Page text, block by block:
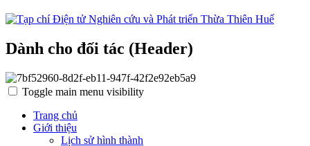
Dành cho đối tác (Header)
Toggle main menu visibility
Trang chủ
Giới thiệu
Lịch sử hình thành